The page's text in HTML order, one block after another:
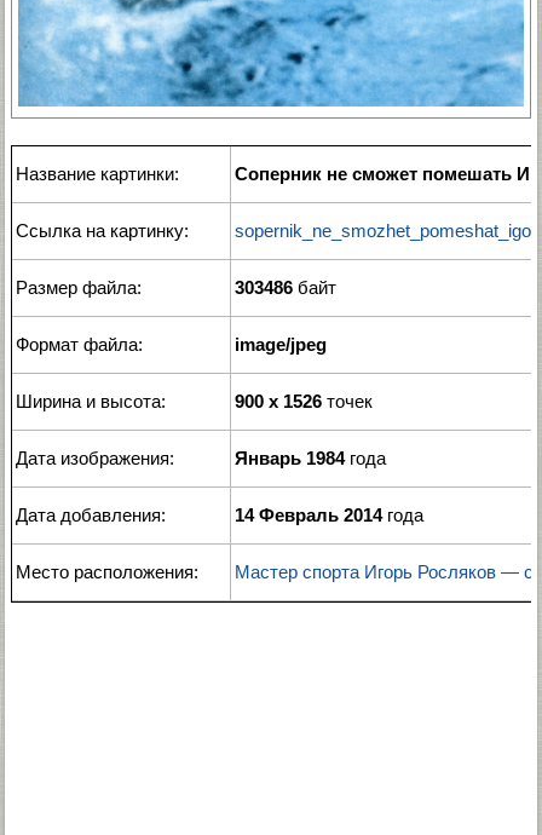
Название картинки: Соперник не сможет помешать
Ссылка на картинку:
Размер файла: 303486 байт
Формат файла: image/jpeg
Ширина и высота: 900 x 1526 точек
Дата изображения: Январь 1984года
Дата добавления: 14 Февраль 2014года
Место расположения: Мастер спорта Игорь Росляков —